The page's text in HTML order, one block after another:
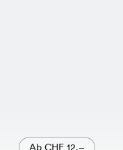
Ab CHF 12.–